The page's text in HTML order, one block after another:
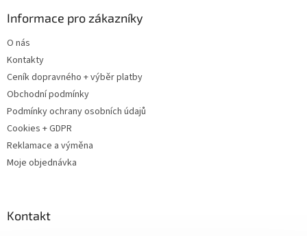
Informace pro zákazníky
O nás
Kontakty
Ceník dopravného + výběr platby
Obchodní podmínky
Podmínky ochrany osobních údajů
Cookies + GDPR
Reklamace a výměna
Moje objednávka
Kontakt